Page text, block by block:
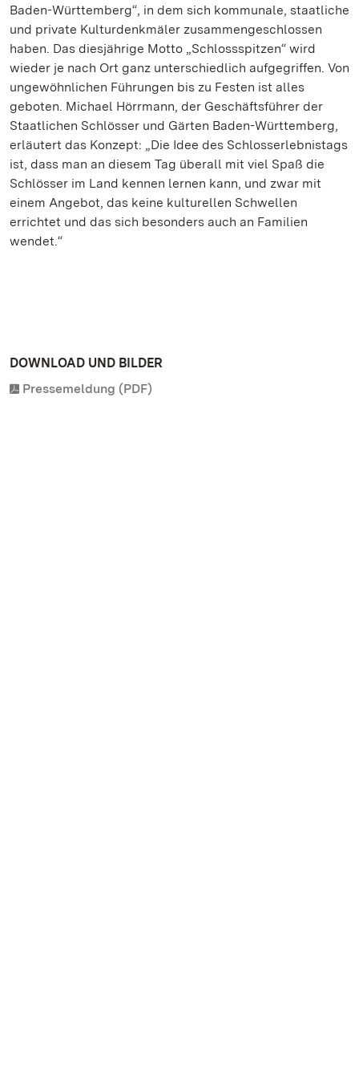
Baden-Württemberg“, in dem sich kommunale, staatliche
und private Kulturdenkmäler zusammengeschlossen
haben. Das diesjährige Motto „Schlossspitzen“ wird
wieder je nach Ort ganz unterschiedlich aufgegriffen. Von
ungewöhnlichen Führungen bis zu Festen ist alles
geboten. Michael Hörrmann, der Geschäftsführer der
Staatlichen Schlösser und Gärten Baden-Württemberg,
erläutert das Konzept: „Die Idee des Schlosserlebnistags
ist, dass man an diesem Tag überall mit viel Spaß die
Schlösser im Land kennen lernen kann, und zwar mit
einem Angebot, das keine kulturellen Schwellen
errichtet und das sich besonders auch an Familien
wendet.“
DOWNLOAD UND BILDER
Pressemeldung (PDF)